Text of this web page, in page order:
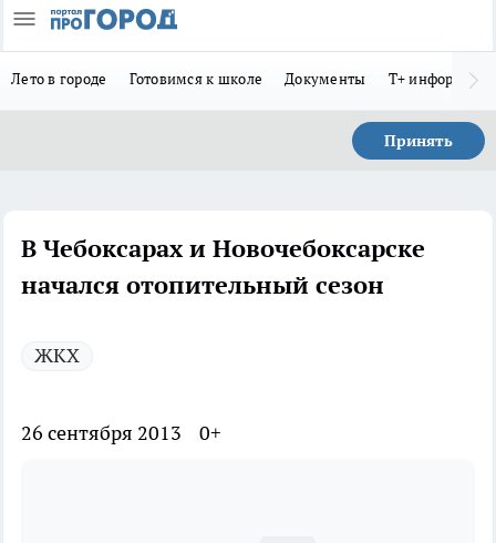
Лето в городе Готовимся к школе Документы Т+
Принять
В Чебоксарах и Новочебоксарске
начался отопительный сезон
ЖКХ
26 сентября 2013 0+